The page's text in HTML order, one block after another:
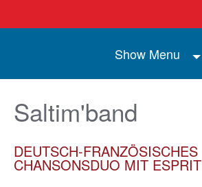
Show Menu
Saltim'band
DEUTSCH-FRANZÖSISCHES
CHANSONSDUO MIT ESPRIT